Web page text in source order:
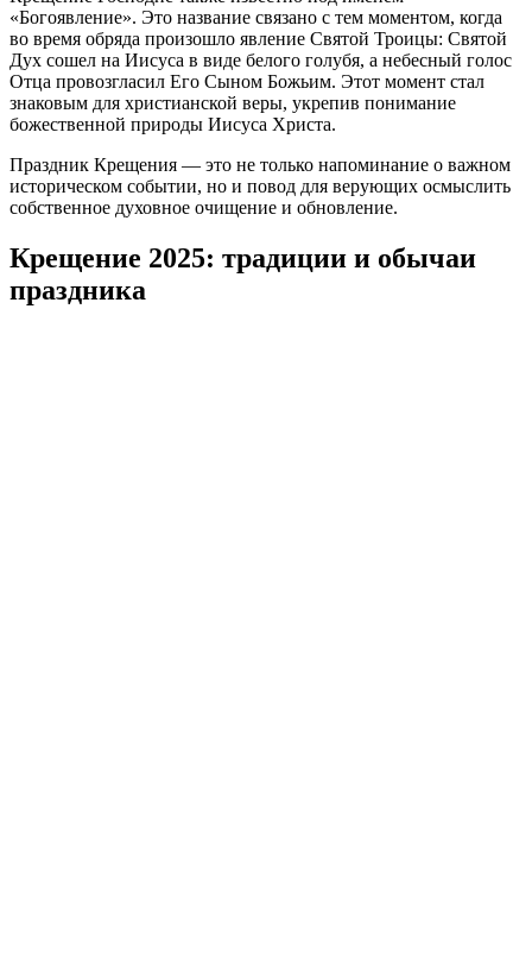
«Богоявление». Это название связано с тем моментом, когда
во время обряда произошло явление Святой Троицы: Святой
Дух сошел на Иисуса в виде белого голубя, а небесный голос
Отца провозгласил Его Сыном Божьим. Этот момент стал
знаковым для христианской веры, укрепив понимание
божественной природы Иисуса Христа.
Праздник Крещения — это не только напоминание о важном
историческом событии, но и повод для верующих осмыслить
собственное духовное очищение и обновление.
Крещение 2025: традиции и обычаи
праздника